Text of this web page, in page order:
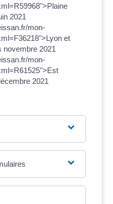
2021
mon-
et
novembre 2021
mon-
2021